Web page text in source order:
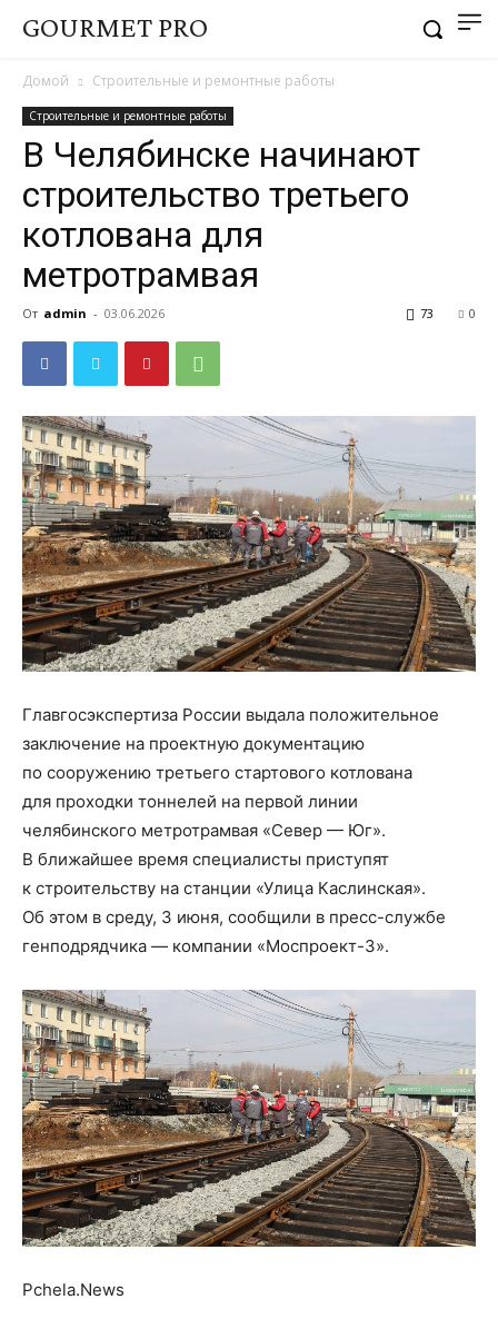
GOURMET PRO
Домой Строительные и ремонтные работы
Строительные и ремонтные работы
В Челябинске начинают
строительство третьего
котлована для
метротрамвая
От admin - 03.06.2026 0
73
Главгосэкспертиза России выдала положительное
заключение на проектную документацию
по сооружению третьего стартового котлована
для проходки тоннелей на первой линии
челябинского метротрамвая «Север — Юг».
В ближайшее время специалисты приступят
к строительству на станции «Улица Каслинская».
Об этом в среду, 3 июня, сообщили в пресс-службе
генподрядчика — компании «Моспроект-3».
Pchela.News